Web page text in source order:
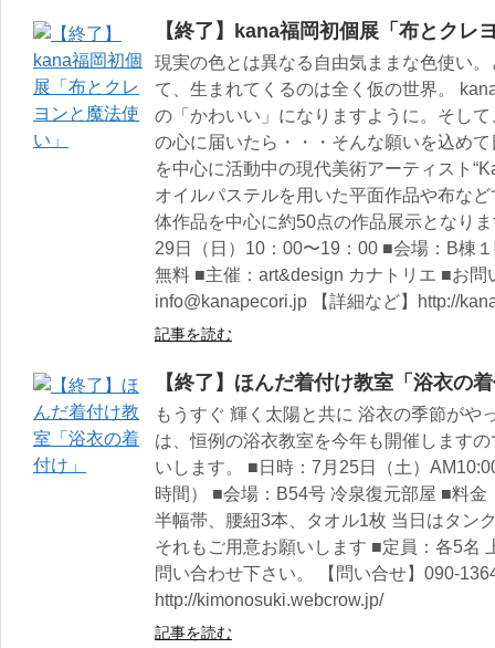
【終了】kana福岡初個展「布とクレ
現実の色とは異なる自由気ままな色使い
て、生まれてくるのは全く仮の世界。
の「かわいい」になりますように。そし
の心に届いたら・・・そんな願いを込め
を中心に活動中の現代美術アーティスト
オイルパステルを用いた平面作品や布な
体作品を中心に約50点の作品展示となり
29日（日）10：00〜19：00 ■会場：B棟
無料 ■主催：art&design カナトリエ ■お
info@kanapecori.jp 【詳細など】http://
記事を読む
【終了】ほんだ着付け教室「浴衣の
もうすぐ 輝く太陽と共に 浴衣の季節がや
は、恒例の浴衣教室を今年も開催します
いします。 ■日時：7月25日（土）
時間） ■会場：B54号 冷泉復元部屋 ■料
半幅帯、腰紐3本、タオル1枚 当日はタン
それもご用意お願いします ■定員：各5名
問い合わせ下さい。 【問い合せ】090-
http://kimonosuki.webcrow.jp/
記事を読む